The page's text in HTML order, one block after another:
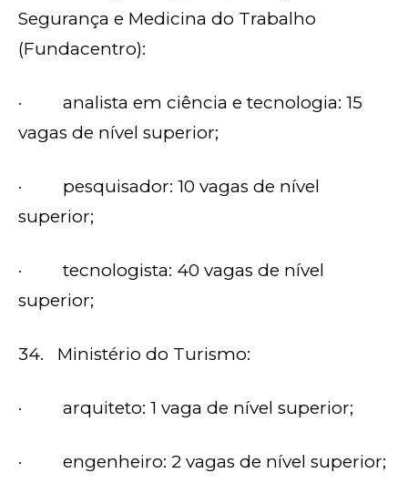
Segurança e Medicina do Trabalho
(Fundacentro):
· analista em ciência e tecnologia: 15
vagas de nível superior;
· pesquisador: 10 vagas de nível
superior;
· tecnologista: 40 vagas de nível
superior;
34. Ministério do Turismo:
· arquiteto: 1 vaga de nível superior;
· engenheiro: 2 vagas de nível superior;